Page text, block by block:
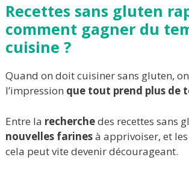
Recettes sans gluten
comment gagner du
cuisine ?
Quand on doit cuisiner sans gluten,
l’impression que tout prend plus de
Entre la recherchedes recettes sans
nouvelles farinesà apprivoiser, et
cela peut vite devenir décourageant.